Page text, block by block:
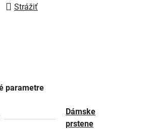
Strážiť
parametre
Dámske
prstene